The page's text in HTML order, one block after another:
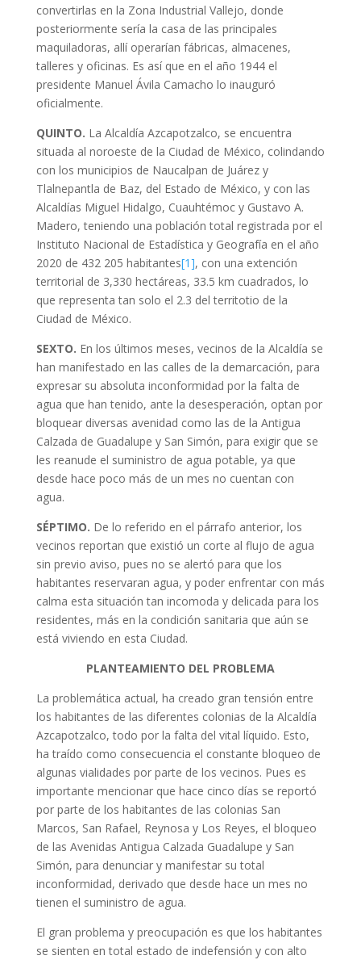
convertirlas en la Zona Industrial Vallejo, donde
posteriormente sería la casa de las principales
maquiladoras, allí operarían fábricas, almacenes,
talleres y oficinas. Es así que en el año 1944 el
presidente Manuel Ávila Camacho lo inauguró
oficialmente.
QUINTO. La Alcaldía Azcapotzalco, se encuentra
situada al noroeste de la Ciudad de México, colindando
con los municipios de Naucalpan de Juárez y
Tlalnepantla de Baz, del Estado de México, y con las
Alcaldías Miguel Hidalgo, Cuauhtémoc y Gustavo A.
Madero, teniendo una población total registrada por el
Instituto Nacional de Estadística y Geografía en el año
2020 de 432 205 habitantes[1], con una extención
territorial de 3,330 hectáreas, 33.5 km cuadrados, lo
que representa tan solo el 2.3 del territotio de la
Ciudad de México.
SEXTO. En los últimos meses, vecinos de la Alcaldía se
han manifestado en las calles de la demarcación, para
expresar su absoluta inconformidad por la falta de
agua que han tenido, ante la desesperación, optan por
bloquear diversas avenidad como las de la Antigua
Calzada de Guadalupe y San Simón, para exigir que se
les reanude el suministro de agua potable, ya que
desde hace poco más de un mes no cuentan con
agua.
SÉPTIMO. De lo referido en el párrafo anterior, los
vecinos reportan que existió un corte al flujo de agua
sin previo aviso, pues no se alertó para que los
habitantes reservaran agua, y poder enfrentar con más
calma esta situación tan incomoda y delicada para los
residentes, más en la condición sanitaria que aún se
está viviendo en esta Ciudad.
PLANTEAMIENTO DEL PROBLEMA
La problemática actual, ha creado gran tensión entre
los habitantes de las diferentes colonias de la Alcaldía
Azcapotzalco, todo por la falta del vital líquido. Esto,
ha traído como consecuencia el constante bloqueo de
algunas vialidades por parte de los vecinos. Pues es
importante mencionar que hace cinco días se reportó
por parte de los habitantes de las colonias San
Marcos, San Rafael, Reynosa y Los Reyes, el bloqueo
de las Avenidas Antigua Calzada Guadalupe y San
Simón, para denunciar y manifestar su total
inconformidad, derivado que desde hace un mes no
tienen el suministro de agua.
El gran problema y preocupación es que los habitantes
se sienten en total estado de indefensión y con alto